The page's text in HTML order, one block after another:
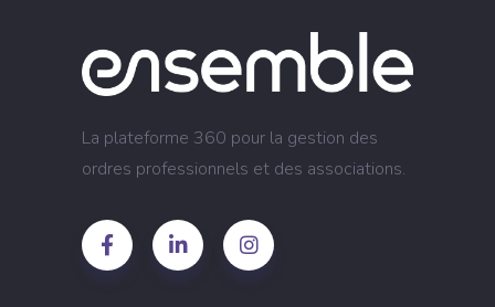
La plateforme 360 pour la gestion des
ordres professionnels et des associations.